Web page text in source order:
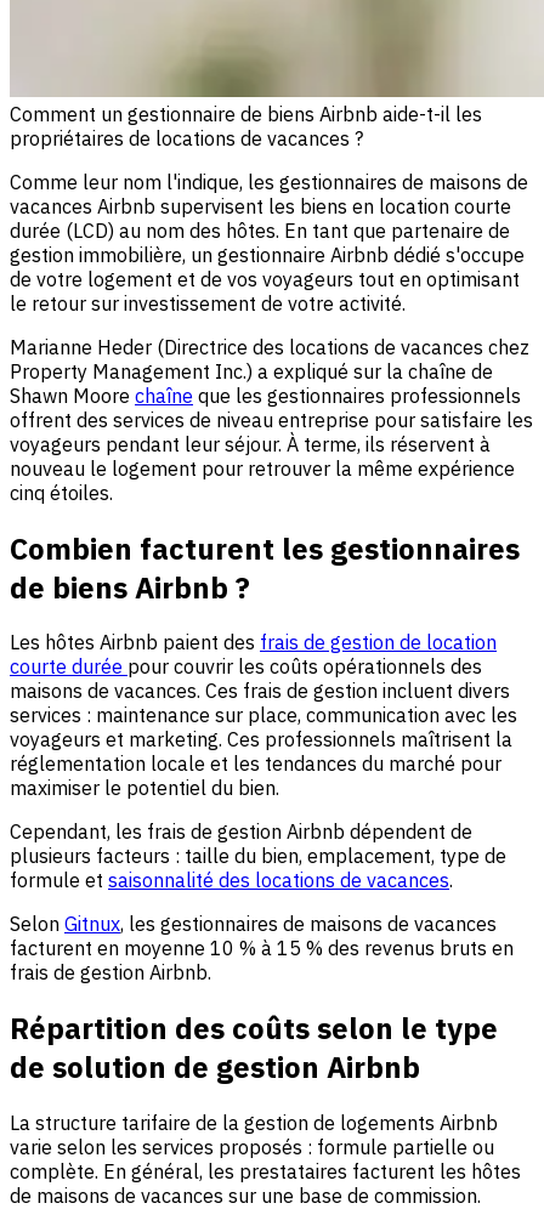
Comment un gestionnaire de biens Airbnb aide-t-il les
propriétaires de locations de vacances ?
Comme leur nom l'indique, les gestionnaires de maisons de
vacances Airbnb supervisent les biens en location courte
durée (LCD) au nom des hôtes. En tant que partenaire de
gestion immobilière, un gestionnaire Airbnb dédié s'occupe
de votre logement et de vos voyageurs tout en optimisant
le retour sur investissement de votre activité.
Marianne Heder (Directrice des locations de vacances chez
Property Management Inc.) a expliqué sur la chaîne de
Shawn Moore chaîne que les gestionnaires professionnels
offrent des services de niveau entreprise pour satisfaire les
voyageurs pendant leur séjour. À terme, ils réservent à
nouveau le logement pour retrouver la même expérience
cinq étoiles.
Combien facturent les gestionnaires
de biens Airbnb ?
Les hôtes Airbnb paient des frais de gestion de location
courte durée pour couvrir les coûts opérationnels des
maisons de vacances. Ces frais de gestion incluent divers
services : maintenance sur place, communication avec les
voyageurs et marketing. Ces professionnels maîtrisent la
réglementation locale et les tendances du marché pour
maximiser le potentiel du bien.
Cependant, les frais de gestion Airbnb dépendent de
plusieurs facteurs : taille du bien, emplacement, type de
formule et saisonnalité des locations de vacances.
Selon Gitnux, les gestionnaires de maisons de vacances
facturent en moyenne 10 % à 15 % des revenus bruts en
frais de gestion Airbnb.
Répartition des coûts selon le type
de solution de gestion Airbnb
La structure tarifaire de la gestion de logements Airbnb
varie selon les services proposés : formule partielle ou
complète. En général, les prestataires facturent les hôtes
de maisons de vacances sur une base de commission.